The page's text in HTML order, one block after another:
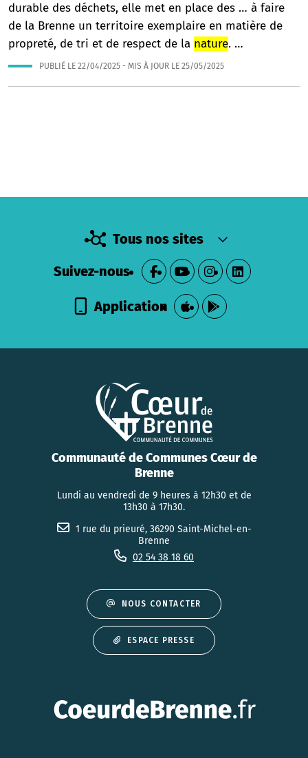
durable des déchets, elle met en place des … à faire
de la Brenne un territoire exemplaire en matière de
propreté, de tri et de respect de la nature. …
PUBLIÉ LE 22/04/2025 - MIS À JOUR LE 25/05/2025
Tous nos sites
Suivez-nous
Application
Communauté de Communes Cœur de
Brenne
Lundi au vendredi de 9 heures à 12h30 et de
13h30 à 17h30.
1 rue du prieuré, 36290 Saint-Michel-en-
Brenne
02 54 38 18 60
NOUS CONTACTER
ESPACE PRESSE